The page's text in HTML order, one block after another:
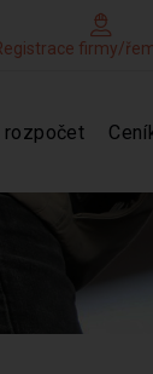
firmy/
rozpočet